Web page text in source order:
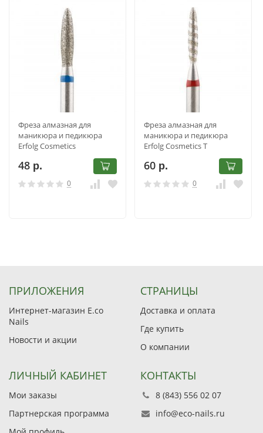
Фреза алмазная для
маникюра и педикюра
Erfolg Cosmetics
48 р.
0
Фреза алмазная для
маникюра и педикюра
Erfolg Cosmetics Т
60 р.
0
ПРИЛОЖЕНИЯ
Интернет-магазин E.co
Nails
Новости и акции
СТРАНИЦЫ
Доставка и оплата
Где купить
О компании
ЛИЧНЫЙ КАБИНЕТ
Мои заказы
Партнерская программа
КОНТАКТЫ
8 (843) 556 02 07
info@eco-nails.ru